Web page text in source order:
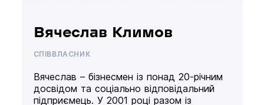
Вячеслав Климов
СПІВВЛАСНИК
Вячеслав – бізнесмен із понад 20-річним
досвідом та соціально відповідальний
підприємець. У 2001 році разом із